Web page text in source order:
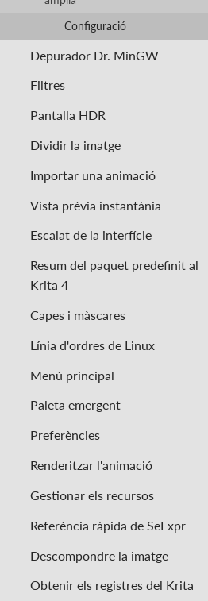
Configuració
Depurador Dr. MinGW
Filtres
Pantalla HDR
Dividir la imatge
Importar una animació
Vista prèvia instantània
Escalat de la interfície
Resum del paquet predefinit al
Krita 4
Capes i màscares
Línia d'ordres de Linux
Menú principal
Paleta emergent
Preferències
Renderitzar l'animació
Gestionar els recursos
Referència ràpida de SeExpr
Descompondre la imatge
Obtenir els registres del Krita